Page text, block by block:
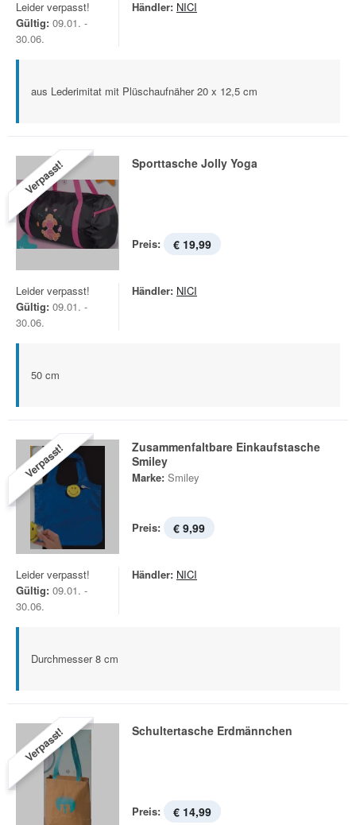
Leider verpasst!
Gültig: 09.01. -
30.06.
Händler: NICI
aus Lederimitat mit Plüschaufnäher 20 x 12,5 cm
Verpasst! Sporttasche Jolly Yoga
Preis: € 19,99
Leider verpasst!
Gültig: 09.01. -
30.06.
Händler: NICI
50 cm
Verpasst!
Zusammenfaltbare Einkaufstasche
Smiley
Marke: Smiley
Preis: € 9,99
Leider verpasst!
Gültig: 09.01. -
30.06.
Händler: NICI
Durchmesser 8 cm
Verpasst! Schultertasche Erdmännchen
Preis: € 14,99